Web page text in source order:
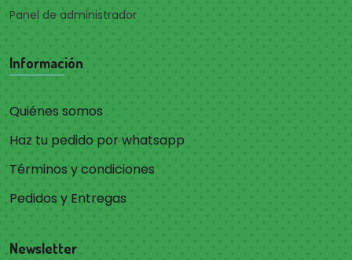
Panel de administrador
Información
Quiénes somos
Haz tu pedido por whatsapp
Términos y condiciones
Pedidos y Entregas
Newsletter